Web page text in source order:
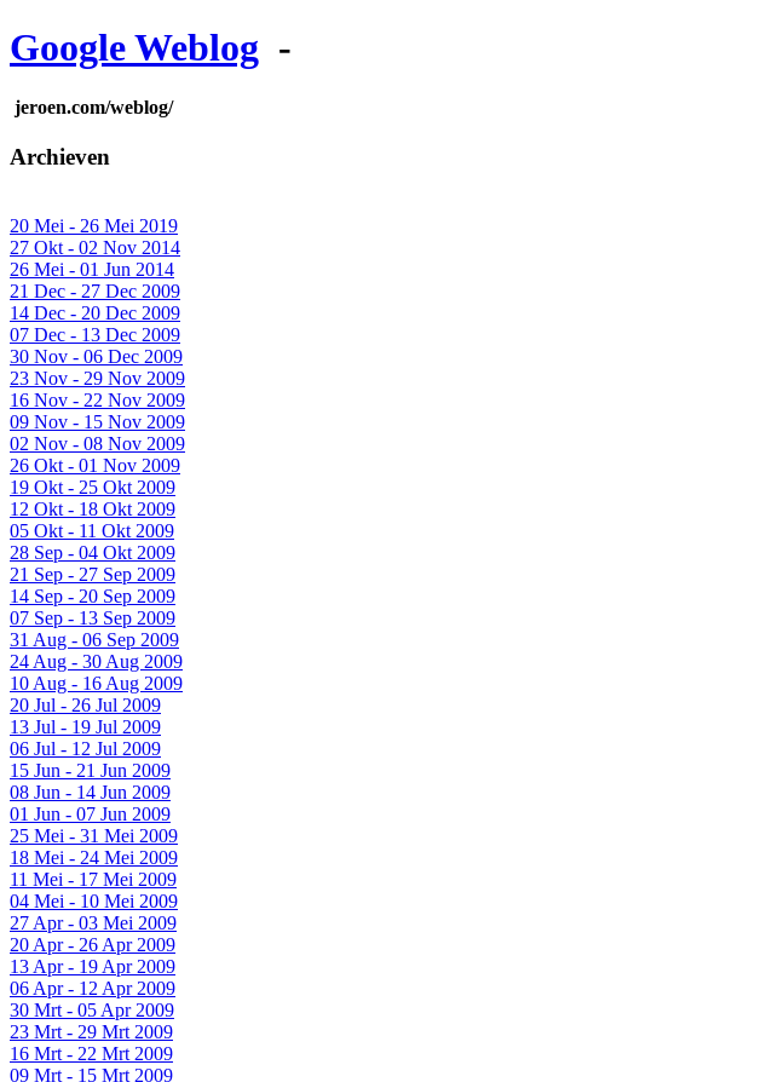
Google Weblog -
jeroen.com/weblog/
Archieven
20 Mei - 26 Mei 2019
27 Okt - 02 Nov 2014
26 Mei - 01 Jun 2014
21 Dec - 27 Dec 2009
14 Dec - 20 Dec 2009
07 Dec - 13 Dec 2009
30 Nov - 06 Dec 2009
23 Nov - 29 Nov 2009
16 Nov - 22 Nov 2009
09 Nov - 15 Nov 2009
02 Nov - 08 Nov 2009
26 Okt - 01 Nov 2009
19 Okt - 25 Okt 2009
12 Okt - 18 Okt 2009
05 Okt - 11 Okt 2009
28 Sep - 04 Okt 2009
21 Sep - 27 Sep 2009
14 Sep - 20 Sep 2009
07 Sep - 13 Sep 2009
31 Aug - 06 Sep 2009
24 Aug - 30 Aug 2009
10 Aug - 16 Aug 2009
20 Jul - 26 Jul 2009
13 Jul - 19 Jul 2009
06 Jul - 12 Jul 2009
15 Jun - 21 Jun 2009
08 Jun - 14 Jun 2009
01 Jun - 07 Jun 2009
25 Mei - 31 Mei 2009
18 Mei - 24 Mei 2009
11 Mei - 17 Mei 2009
04 Mei - 10 Mei 2009
27 Apr - 03 Mei 2009
20 Apr - 26 Apr 2009
13 Apr - 19 Apr 2009
06 Apr - 12 Apr 2009
30 Mrt - 05 Apr 2009
23 Mrt - 29 Mrt 2009
16 Mrt - 22 Mrt 2009
09 Mrt - 15 Mrt 2009